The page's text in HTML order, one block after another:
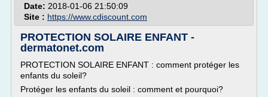
Date: 2018-01-06 21:50:09
Site : https://www.cdiscount.com
PROTECTION SOLAIRE ENFANT -
dermatonet.com
PROTECTION SOLAIRE ENFANT : comment protéger les
enfants du soleil?
Protéger les enfants du soleil : comment et pourquoi?